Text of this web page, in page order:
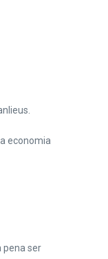
economia
pena ser